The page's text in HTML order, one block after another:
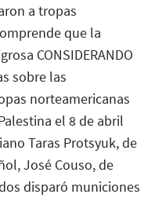
a tropas
que la
CONSIDERANDO
sobre las
norteamericanas
el 8 de abril
Taras Protsyuk, de
José Couso, de
disparó municiones